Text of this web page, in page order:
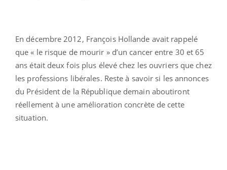
En décembre 2012, François Hollande avait rappelé
que « le risque de mourir » d’un cancer entre 30 et 65
ans était deux fois plus élevé chez les ouvriers que chez
les professions libérales. Reste à savoir si les annonces
du Président de la République demain aboutiront
réellement à une amélioration concrète de cette
situation.